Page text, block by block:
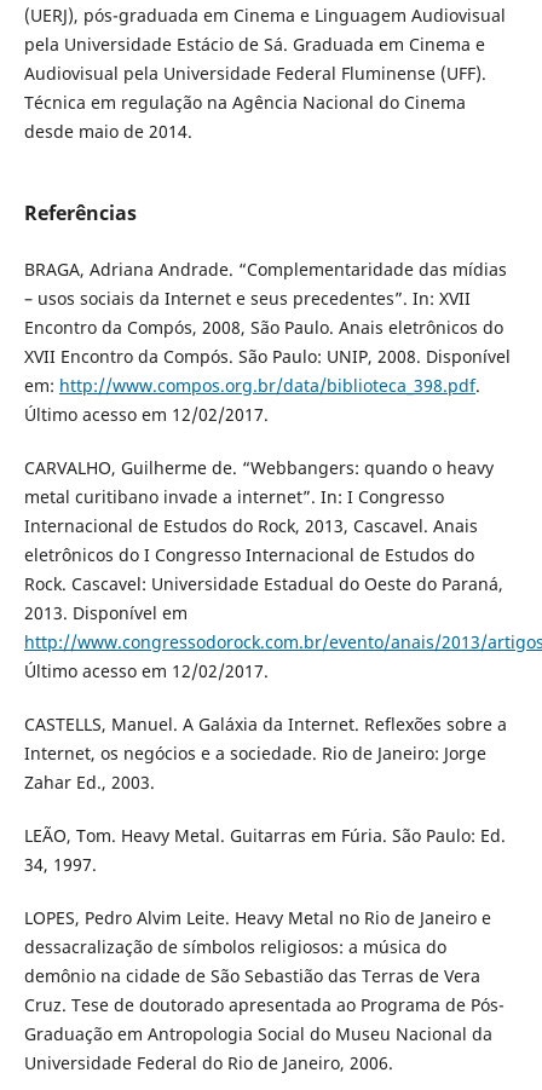
(UERJ), pós-graduada em Cinema e Linguagem Audiovisual
pela Universidade Estácio de Sá. Graduada em Cinema e
Audiovisual pela Universidade Federal Fluminense (UFF).
Técnica em regulação na Agência Nacional do Cinema
desde maio de 2014.
Referências
BRAGA, Adriana Andrade. “Complementaridade das mídias
– usos sociais da Internet e seus precedentes”. In: XVII
Encontro da Compós, 2008, São Paulo. Anais eletrônicos do
XVII Encontro da Compós. São Paulo: UNIP, 2008. Disponível
em: http://www.compos.org.br/data/biblioteca_398.pdf.
Último acesso em 12/02/2017.
CARVALHO, Guilherme de. “Webbangers: quando o heavy
metal curitibano invade a internet”. In: I Congresso
Internacional de Estudos do Rock, 2013, Cascavel. Anais
eletrônicos do I Congresso Internacional de Estudos do
Rock. Cascavel: Universidade Estadual do Oeste do Paraná,
2013. Disponível em
http://www.congressodorock.com.br/evento/anais/2013/
Último acesso em 12/02/2017.
CASTELLS, Manuel. A Galáxia da Internet. Reflexões sobre a
Internet, os negócios e a sociedade. Rio de Janeiro: Jorge
Zahar Ed., 2003.
LEÃO, Tom. Heavy Metal. Guitarras em Fúria. São Paulo: Ed.
34, 1997.
LOPES, Pedro Alvim Leite. Heavy Metal no Rio de Janeiro e
dessacralização de símbolos religiosos: a música do
demônio na cidade de São Sebastião das Terras de Vera
Cruz. Tese de doutorado apresentada ao Programa de Pós-
Graduação em Antropologia Social do Museu Nacional da
Universidade Federal do Rio de Janeiro, 2006.